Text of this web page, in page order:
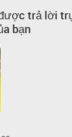
trả lời
bạn